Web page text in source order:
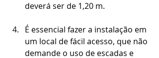
deverá ser de 1,20 m.
É essencial fazer a instalação em
um local de fácil acesso, que não
demande o uso de escadas e